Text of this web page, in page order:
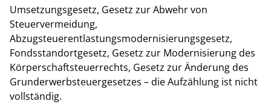
Umsetzungsgesetz, Gesetz zur Abwehr von
Steuervermeidung,
Abzugsteuerentlastungsmodernisierungsgesetz,
Fondsstandortgesetz, Gesetz zur Modernisierung des
Körperschaftsteuerrechts, Gesetz zur Änderung des
Grunderwerbsteuergesetzes – die Aufzählung ist nicht
vollständig.